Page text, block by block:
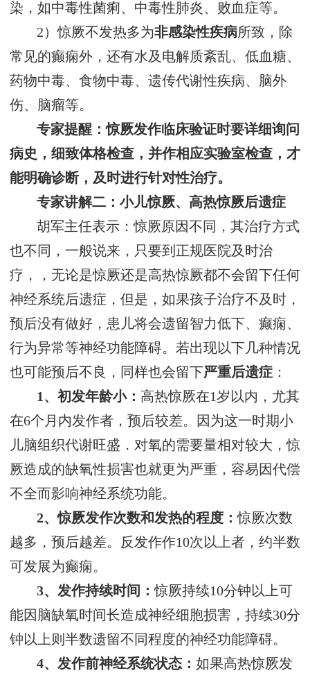
染，如中毒性菌痢、中毒性肺炎、败血症等。
2）惊厥不发热多为非感染性疾病所致，除
常见的癫痫外，还有水及电解质紊乱、低血糖、
药物中毒、食物中毒、遗传代谢性疾病、脑外
伤、脑瘤等。
专家提醒：惊厥发作临床验证时要详细询问
病史，细致体格检查，并作相应实验室检查，才
能明确诊断，及时进行针对性治疗。
专家讲解二：小儿惊厥、高热惊厥后遗症
胡军主任表示：惊厥原因不同，其治疗方式
也不同，一般说来，只要到正规医院及时治
疗，，无论是惊厥还是高热惊厥都不会留下任何
神经系统后遗症，但是，如果孩子治疗不及时，
预后没有做好，患儿将会遗留智力低下、癫痫、
行为异常等神经功能障碍。若出现以下几种情况
也可能预后不良，同样也会留下严重后遗症 ：
1、初发年龄小： 高热惊厥在1岁以内，尤其
在6个月内发作者，预后较差。因为这一时期小
儿脑组织代谢旺盛．对氧的需要量相对较大，惊
厥造成的缺氧性损害也就更为严重，容易因代偿
不全而影响神经系统功能。
2、惊厥发作次数和发热的程度：惊厥次数
越多，预后越差。反发作作10次以上者，约半数
可发展为癫痫。
3、发作持续时间：惊厥持续10分钟以上可
能因脑缺氧时间长造成神经细胞损害，持续30分
钟以上则半数遗留不同程度的神经功能障碍。
4、发作前神经系统状态：如果高热惊厥发